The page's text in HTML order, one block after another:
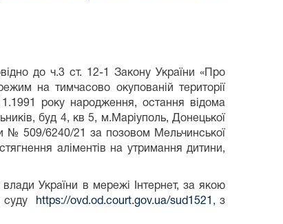
до ч.3 ст. 12-1 Закону України «Про
на тимчасово окупованій території
року народження, остання відома
буд 4, кв 5, м.Маріуполь, Донецької
№ 509/6240/21 за позовом Мельчинської
аліментів на утримання дитини,
України в мережі Інтернет, за якою
суду
https://ovd.od.court.gov.ua/sud1521 , з